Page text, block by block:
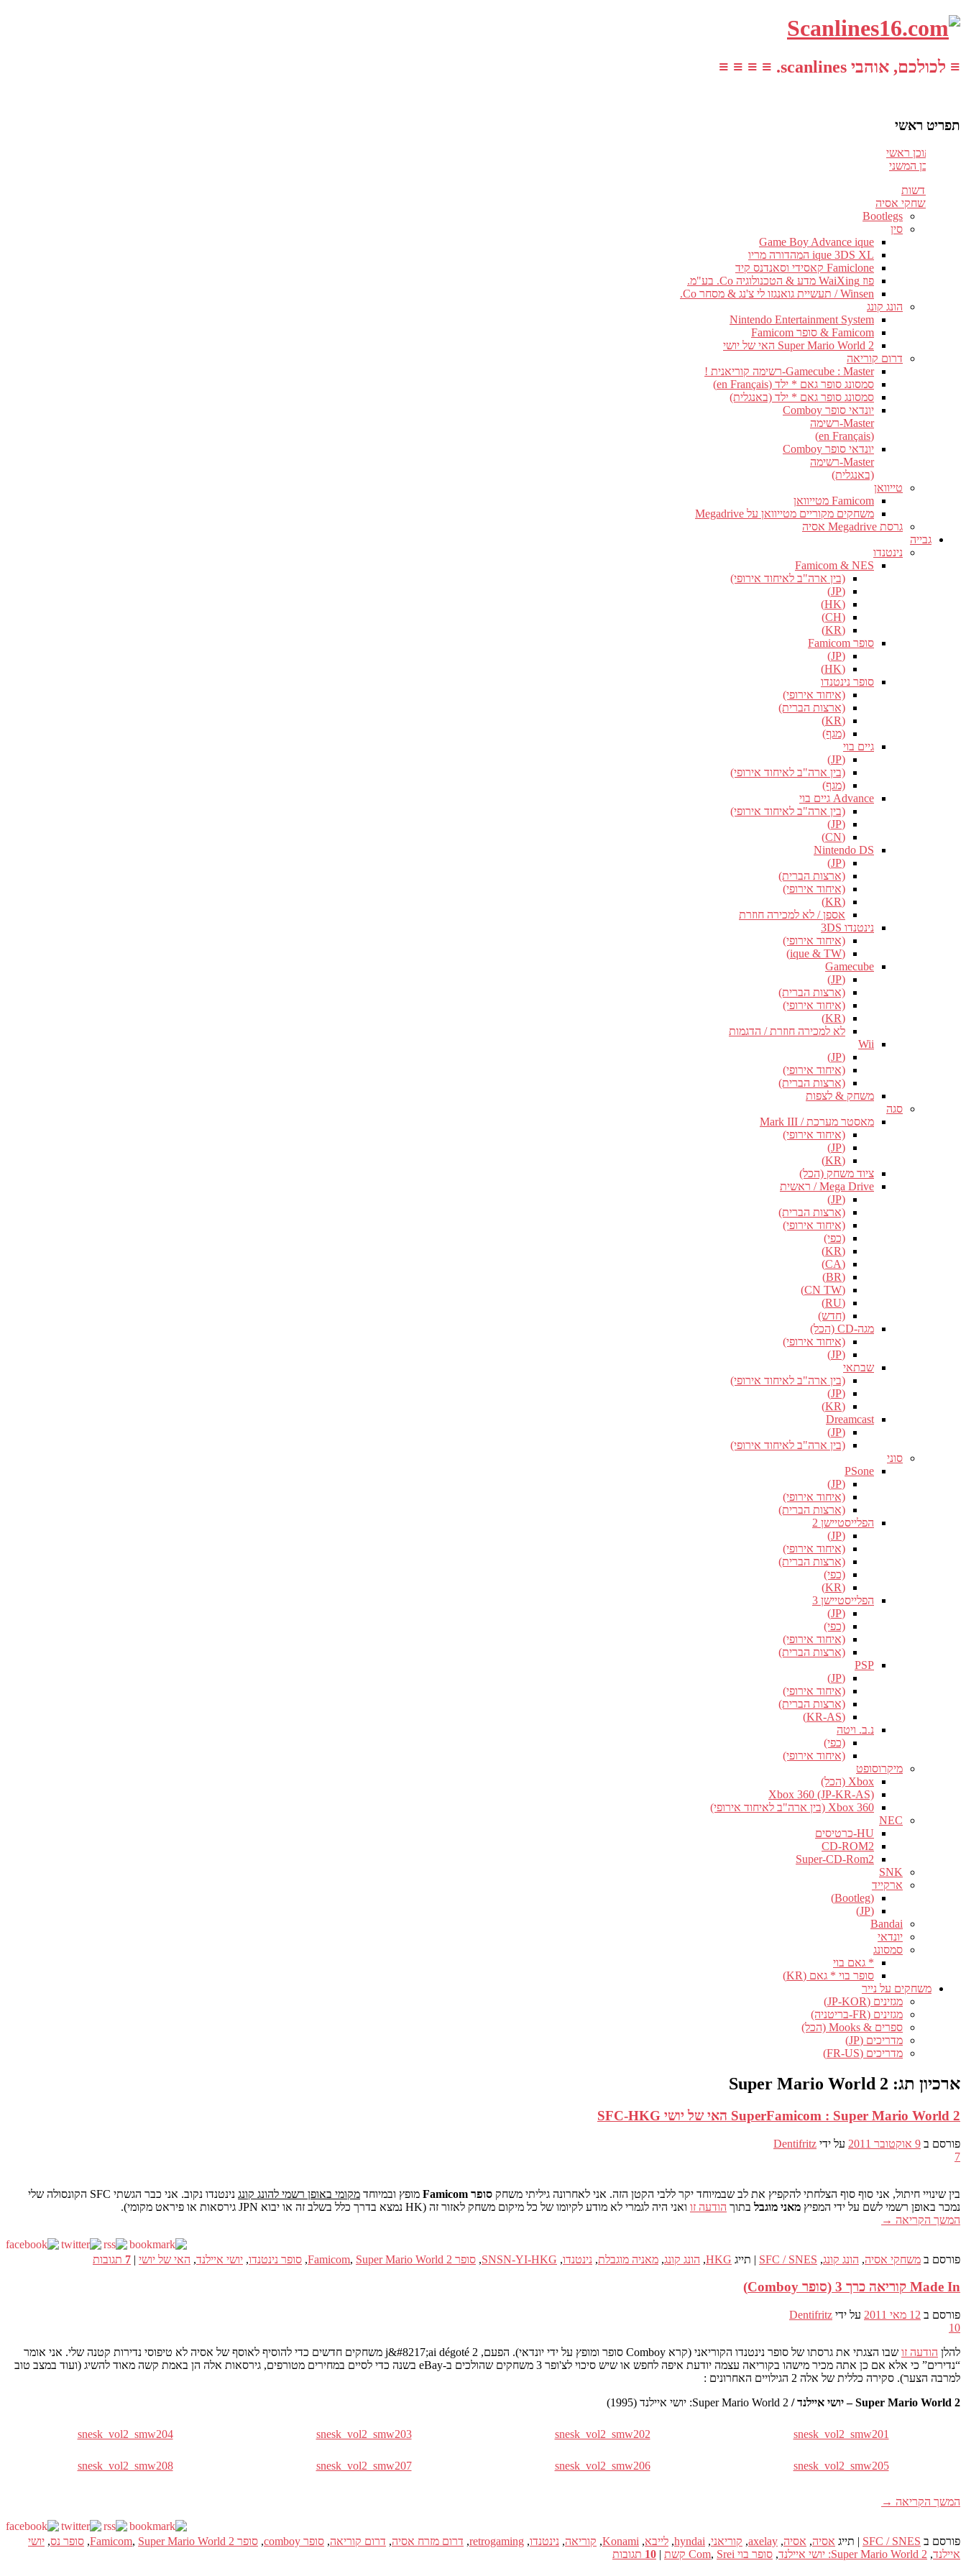
≡ לכולכם, אוהבי scanlines. ≡ ≡ ≡ ≡
תפריט ראשי
עבור לתוכן ראשי
דלג לתוכן המשני
חדשות
משחקי אסיה
Bootlegs
סין
Game Boy Advance ique
ique 3DS XL המהדורה מריו
Famiclone קאסידי וסאנדנס קיד
פוז WaiXing מדע & הטכנולוגיה Co. בע"מ.
Winsen / תעשיית גואנגזו לי צ'נג & מסחר Co.
הונג קונג
Nintendo Entertainment System
Famicom & סופר Famicom
Super Mario World 2 האי של יושי
דרום קוריאה
Gamecube : Master-רשימה קוריאנית !
סמסונג סופר גאם * ילד (en Français)
סמסונג סופר גאם * ילד (באנגלית)
יונדאי סופר Comboy
Master-רשימה
(en Français)
יונדאי סופר Comboy
Master-רשימה
(באנגלית)
טייוואן
Famicom מטייוואן
משחקים מקוריים מטייוואן על Megadrive
גרסת Megadrive אסיה
גבייה
נינטנדו
Famicom & NES
(בין ארה"ב לאיחוד אירופי)
(JP)
(HK)
(CH)
(KR)
סופר Famicom
(JP)
(HK)
סופר נינטנדו
(איחוד אירופי)
(ארצות הברית)
(KR)
(מגף)
גיים בוי
(JP)
(בין ארה"ב לאיחוד אירופי)
(מגף)
Advance גיים בוי
(בין ארה"ב לאיחוד אירופי)
(JP)
(CN)
Nintendo DS
(JP)
(ארצות הברית)
(איחוד אירופי)
(KR)
אספן / לא למכירה חוזרת
נינטנדו 3DS
(איחוד אירופי)
(ique & TW)
Gamecube
(JP)
(ארצות הברית)
(איחוד אירופי)
(KR)
לא למכירה חוזרת / הדגמות
Wii
(JP)
(איחוד אירופי)
(ארצות הברית)
משחק & לצפות
סגה
מאסטר מערכת / Mark III
(איחוד אירופי)
(JP)
(KR)
ציוד משחק (הכל)
Mega Drive / ראשית
(JP)
(ארצות הברית)
(איחוד אירופי)
(כפי)
(KR)
(CA)
(BR)
(CN TW)
(RU)
(חדש)
מגה-CD (הכל)
(איחוד אירופי)
(JP)
שבתאי
(בין ארה"ב לאיחוד אירופי)
(JP)
(KR)
Dreamcast
(JP)
(בין ארה"ב לאיחוד אירופי)
סוני
PSone
(JP)
(איחוד אירופי)
(ארצות הברית)
הפלייסטיישן 2
(JP)
(איחוד אירופי)
(ארצות הברית)
(כפי)
(KR)
הפלייסטיישן 3
(JP)
(כפי)
(איחוד אירופי)
(ארצות הברית)
PSP
(JP)
(איחוד אירופי)
(ארצות הברית)
(KR-AS)
נ.ב. ויטה
(כפי)
(איחוד אירופי)
מיקרוסופט
Xbox (הכל)
Xbox 360 (JP-KR-AS)
Xbox 360 (בין ארה"ב לאיחוד אירופי)
NEC
HU-כרטיסים
CD-ROM2
Super-CD-Rom2
SNK
ארקייד
(Bootleg)
(JP)
Bandai
יונדאי
סמסונג
* גאם בוי
סופר בוי * גאם (KR)
משחקים על נייר
מגזינים (JP-KOR)
מגזינים (FR-בריטניה)
ספרים & Mooks (הכל)
מדריכים (JP)
מדריכים (FR-US)
ארכיון תג: Super Mario World 2
SuperFamicom : Super Mario World 2 האי של יושי SFC-HKG
פורסם ב 9 אוקטובר 2011 על ידי Dentifritz
7
בין שינויי חיתול, אני סוף סוף הצלחתי להקפיץ את לב שבמיוחד יקר ללבי הקטן הזה. אני לאחרונה גיליתי משחק סופר Famicom מופץ ובמיוחד מקומי באופן רשמי להונג קונג
נינטנדו נקוב. אני כבר הגשתי SFC הקונסולה שלי
נמכר באופן רשמי לשם על ידי המפיץ מאני מוגבל בתוך הודעה זו ואני היה לגמרי לא מודע לקיומו של כל מיקום משחק לאזור זה (HK נמצא בדרך כלל בשלב זה או יבוא JPN גירסאות או פיראט מקומי).
המשך הקריאה →
פורסם ב משחקי אסיה, הונג קונג,
SFC / SNES
| תייג HKG
, הונג קונג, מאניה מוגבלת, נינטנדו,
SNSN-YI-HKG
, סופר Famicom , Super Mario World 2
, סופר נינטנדו, יושי איילנד, האי של יושי |
7 תגובות
Made In קוריאה כרך 3 (סופר Comboy)
פורסם ב 12 מאי 2011 על ידי Dentifritz
10
להלן הודעה זו
שבו הצגתי את גרסתו של סופר נינטנדו הקוריאני (קרא Comboy סופר ומופץ על ידי יונדאי). הפעם, j&#8217;ai dégoté 2 משחקים חדשים כדי להוסיף לאוסף של אסיה לא טיפוסי נדירות קטנה שלי. אני אומר
“נדירים” כי אלא אם כן אתה מכיר מישהו בקוריאה עצמה יודעת איפה לחפש או שיש סיכוי לצ'ופר 3 משחקים שהולכים ב-eBay בשנה כדי לסיים במחירים מטורפים, גירסאות אלה הן באמת קשה מאוד להשיג (ועוד במצב טוב
למרבה הצער). סקירה כללית של אלה 2 הגילויים האחרונים :
Super Mario World 2 – יושי איילנד /
Super Mario World 2: יושי איילנד (1995)
snesk_vol2_smw201
snesk_vol2_smw202
snesk_vol2_smw203
snesk_vol2_smw204
snesk_vol2_smw205
snesk_vol2_smw206
snesk_vol2_smw207
snesk_vol2_smw208
המשך הקריאה →
פורסם ב SFC / SNES
| תייג אסיה, אסיה,
axelay
, קוריאני,
hyndai
, לייבא,
Konami
, קוריאה, נינטנדו,
retrogaming
, דרום מזרח אסיה, דרום קוריאה, סופר comboy , סופר Famicom , Super Mario World 2
, סופר נס, יושי
איילנד, Super Mario World 2: יושי איילנד , סופר בוי Com , Srei קשת |
10 תגובות